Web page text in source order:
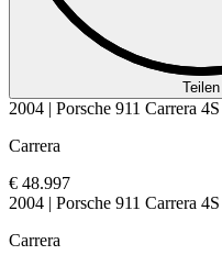
Teilen
2004 | Porsche 911 Carrera 4S
Carrera
€ 48.997
2004 | Porsche 911 Carrera 4S
Carrera